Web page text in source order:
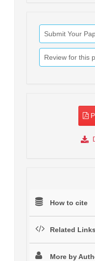
Submit Your
Review for this
How to cite
Related Links
More by